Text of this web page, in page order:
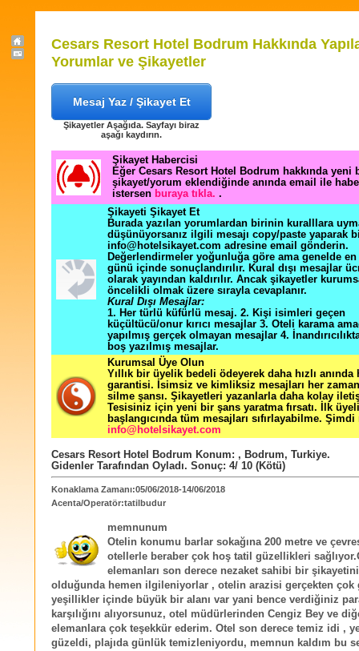
Cesars Resort Hotel Bodrum Hakkında
Yorumlar ve Şikayetler
Mesaj Yaz / Şikayet Et
Şikayetler Aşağıda. Sayfayı biraz
aşağı kaydırın.
Şikayet Habercisi
Eğer Cesars Resort Hotel Bodrum hakkında yeni
şikayet/yorum eklendiğinde anında email ile
istersen buraya tıkla. .
Şikayeti Şikayet Et
Burada yazılan yorumlardan birinin kuralllara
düşünüyorsanız ilgili mesajı copy/paste yaparak
info@hotelsikayet.com adresine email gönderin.
Değerlendirmeler yoğunluğa göre ama genelde
günü içinde sonuçlandırılır. Kural dışı mesajlar
olarak yayından kaldırılır. Ancak şikayetler
öncelikli olmak üzere sırayla cevaplanır.
Kural Dışı Mesajlar:
1. Her türlü küfürlü mesaj. 2. Kişi isimleri geçen
küçültücü/onur kırıcı mesajlar 3. Oteli karama
yapılmış gerçek olmayan mesajlar 4.
boş yazılmış mesajlar.
Kurumsal Üye Olun
Yıllık bir üyelik bedeli ödeyerek daha hızlı
garantisi. İsimsiz ve kimliksiz mesajları her zaman
silme şansı. Şikayetleri yazanlarla daha kolay
Tesisiniz için yeni bir şans yaratma fırsatı. İlk
başlangıcında tüm mesajları sıfırlayabilme. Şimdi
info@hotelsikayet.com
Cesars Resort Hotel Bodrum Konum: , Bodrum, Turkiye.
Gidenler Tarafından Oyladı. Sonuç: 4/ 10 (Kötü)
Konaklama Zamanı:05/06/2018-14/06/2018
Acenta/Operatör:tatilbudur
memnunum
Otelin konumu barlar sokağına 200 metre ve
otellerle beraber çok hoş tatil güzellikleri
elemanları son derece nezaket sahibi bir
olduğunda hemen ilgileniyorlar , otelin arazisi gerçekten çok
yeşillikler içinde büyük bir alanı var yani bence verdiğiniz
karşılığını alıyorsunuz, otel müdürlerinden Cengiz Bey ve
elemanlara çok teşekkür ederim. Otel son derece temiz idi ,
güzeldi, plajıda günlük temizleniyordu, memnun kaldım bu